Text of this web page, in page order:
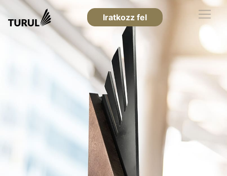
Iratkozz fel